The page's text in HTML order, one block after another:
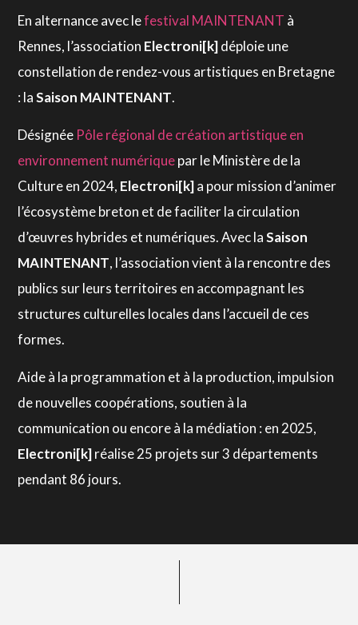
En alternance avec lefestival MAINTENANT à
Rennes, l’association Electroni[k]déploie une
constellation de rendez-vous artistiques en Bretagne
: laSaison MAINTENANT.
Désignée Pôle régional de création artistique en
environnement numériquepar le Ministère de la
Culture en 2024, Electroni[k]a pour mission d’animer
l’écosystème breton et de faciliter la circulation
d’œuvres hybrides et numériques. Avec laSaison
MAINTENANT, l’association vient à la rencontre des
publics sur leurs territoires en accompagnant les
structures culturelles locales dans l’accueil de ces
formes.
Aide à la programmation et à la production, impulsion
de nouvelles coopérations, soutien à la
communication ou encore à la médiation : en 2025,
Electroni[k]réalise 25 projets sur 3 départements
pendant 86 jours.